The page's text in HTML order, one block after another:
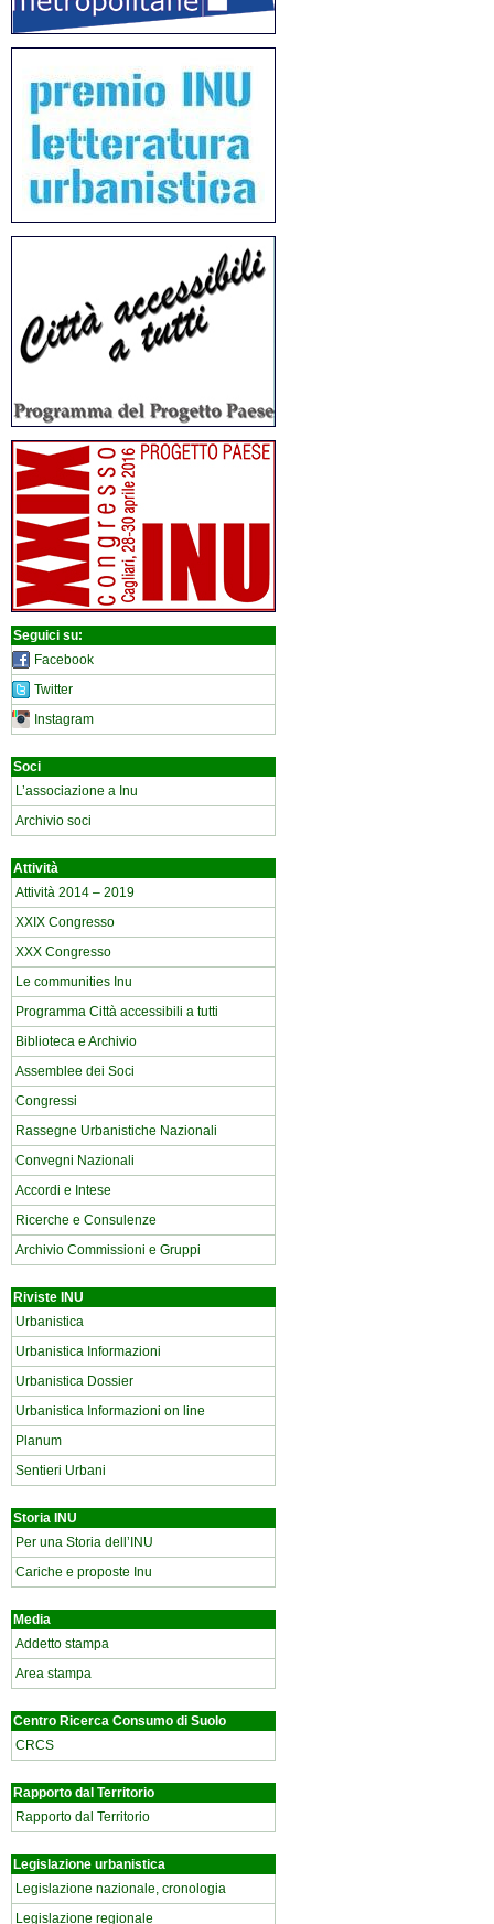
Seguici su:
Facebook
Twitter
Instagram
Soci
L’associazione a Inu
Archivio soci
Attività
Attività 2014 – 2019
XXIX Congresso
XXX Congresso
Le communities Inu
Programma Città accessibili a tutti
Biblioteca e Archivio
Assemblee dei Soci
Congressi
Rassegne Urbanistiche Nazionali
Convegni Nazionali
Accordi e Intese
Ricerche e Consulenze
Archivio Commissioni e Gruppi
Riviste INU
Urbanistica
Urbanistica Informazioni
Urbanistica Dossier
Urbanistica Informazioni on line
Planum
Sentieri Urbani
Storia INU
Per una Storia dell’INU
Cariche e proposte Inu
Media
Addetto stampa
Area stampa
Centro Ricerca Consumo di Suolo
CRCS
Rapporto dal Territorio
Rapporto dal Territorio
Legislazione urbanistica
Legislazione nazionale, cronologia
Legislazione regionale